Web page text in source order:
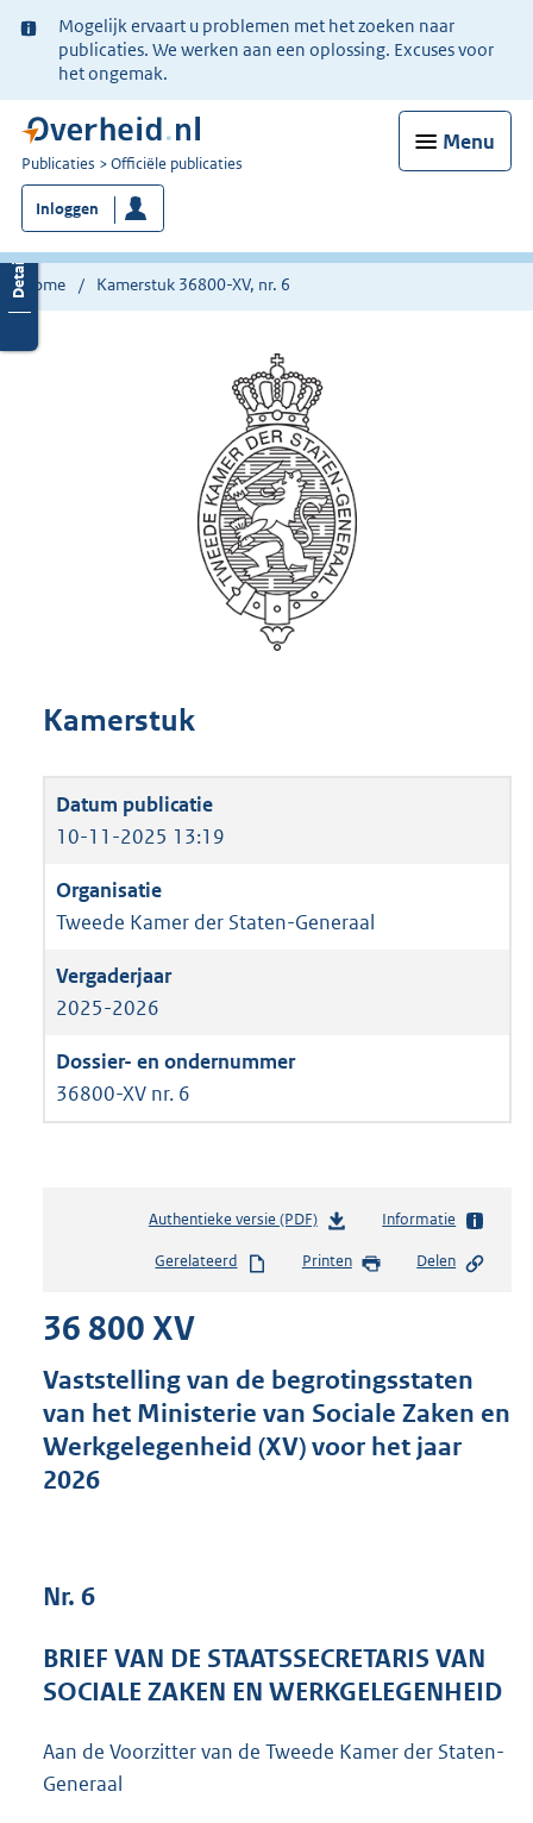
Ter
informatie:
Mogelijk ervaart u problemen met het zoeken naar
publicaties. We werken aan een oplossing. Excuses voor
het ongemak.
Menu
U
bent
nu
hier:
Publicaties Officiële publicaties
Inloggen
Home Kamerstuk 36800-XV, nr. 6
Kamerstuk
10-11-2025 13:19
Tweede Kamer der Staten-Generaal
2025-2026
36800-XV nr. 6
Authentieke versie (PDF)b
s
s
g
r
K
b
Informatie
Gerelateerd Printen Delen
36 800 XV
Vaststelling van de begrotingsstaten
van het Ministerie van Sociale Zaken en
Werkgelegenheid (XV) voor het jaar
2026
Nr. 6
BRIEF VAN DE STAATSSECRETARIS VAN
SOCIALE ZAKEN EN WERKGELEGENHEID
Aan de Voorzitter van de Tweede Kamer der Staten-
Generaal